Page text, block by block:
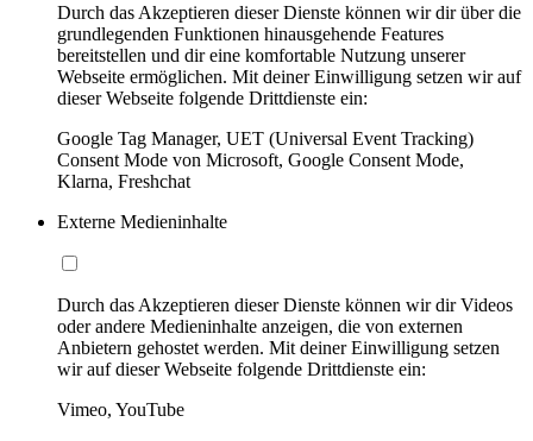
Durch das Akzeptieren dieser Dienste können wir dir über die
grundlegenden Funktionen hinausgehende Features
bereitstellen und dir eine komfortable Nutzung unserer
Webseite ermöglichen. Mit deiner Einwilligung setzen wir auf
dieser Webseite folgende Drittdienste ein:
Google Tag Manager, UET (Universal Event Tracking)
Consent Mode von Microsoft, Google Consent Mode,
Klarna, Freshchat
Externe Medieninhalte
Durch das Akzeptieren dieser Dienste können wir dir Videos
oder andere Medieninhalte anzeigen, die von externen
Anbietern gehostet werden. Mit deiner Einwilligung setzen
wir auf dieser Webseite folgende Drittdienste ein:
Vimeo, YouTube